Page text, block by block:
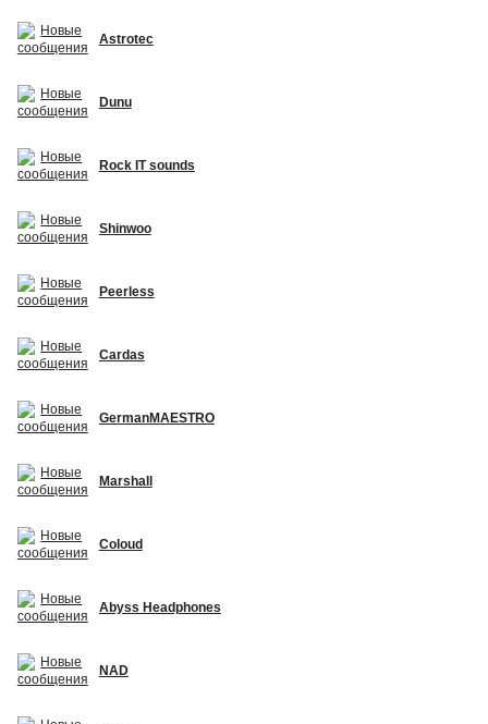
Astrotec
Dunu
Rock IT sounds
Shinwoo
Peerless
Cardas
GermanMAESTRO
Marshall
Coloud
Abyss Headphones
NAD